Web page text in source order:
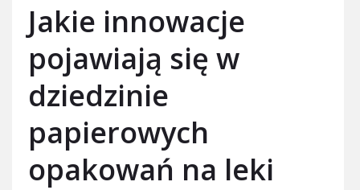
Jakie innowacje
pojawiają się w
dziedzinie
papierowych
opakowań na leki